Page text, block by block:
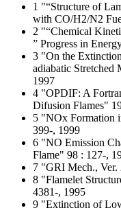
1 "“Structure of
with CO/H2/N2
2 "“Chemical
” Progress in
3 "On the
adiabatic Stretched
1997
4 "OPDIF: A
Difusion Flames"
5 "NOx Formation
399-, 1999
6 "NO Emission
Flame" 98 : 127-,
7 "GRI Mech., Ver.
8 "Flamelet
4381-, 1995
9 "Extinction of